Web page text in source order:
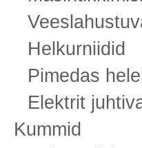
Helkurniidid
Pimedas
Elektrit
Kummid